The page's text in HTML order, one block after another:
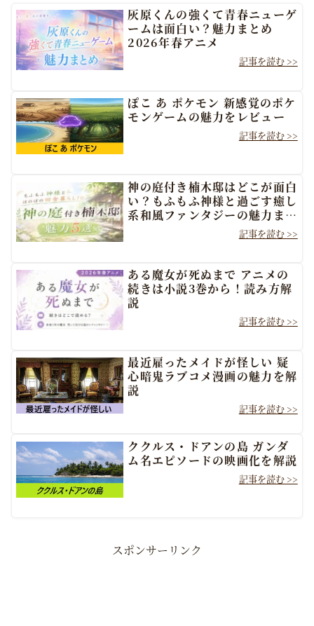
灰原くんの強くて青春ニューゲ
ームは面白い？魅力まとめ
2026年春アニメ
ぽこ あ ポケモン 新感覚のポケ
モンゲームの魅力をレビュー
神の庭付き楠木邸はどこが面白
い？もふもふ神様と過ごす癒し
系和風ファンタジーの魅力まと
ある魔女が死ぬまで アニメの
続きは小説3巻から！読み方解
説
最近雇ったメイドが怪しい 疑
心暗鬼ラブコメ漫画の魅力を解
説
ククルス・ドアンの島 ガンダ
ム名エピソードの映画化を解説
スポンサーリンク